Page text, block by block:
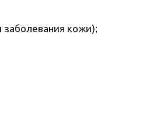
заболевания кожи);